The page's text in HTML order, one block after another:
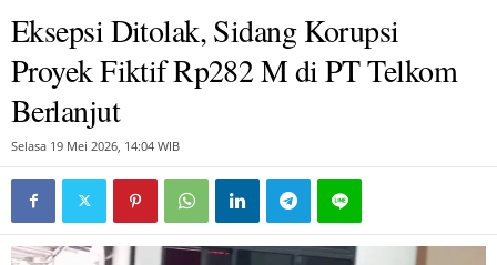
Eksepsi Ditolak, Sidang Korupsi
Proyek Fiktif Rp282 M di PT Telkom
Berlanjut
Selasa 19 Mei 2026, 14:04 WIB